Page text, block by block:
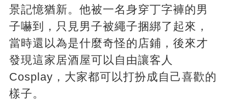
景記憶猶新。他被一名身穿丁字褲的男
子嚇到，只見男子被繩子捆綁了起來，
當時還以為是什麼奇怪的店鋪，後來才
發現這家居酒屋可以自由讓客人
Cosplay，大家都可以打扮成自己喜歡的
樣子。